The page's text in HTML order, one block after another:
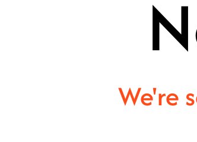
We're